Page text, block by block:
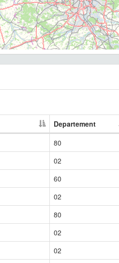
Departement
80
02
60
02
80
02
02